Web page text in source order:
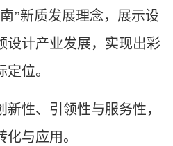
”新质发展理念，展示设
设计产业发展，实现出彩
位。
性、引领性与服务性，
与应用。